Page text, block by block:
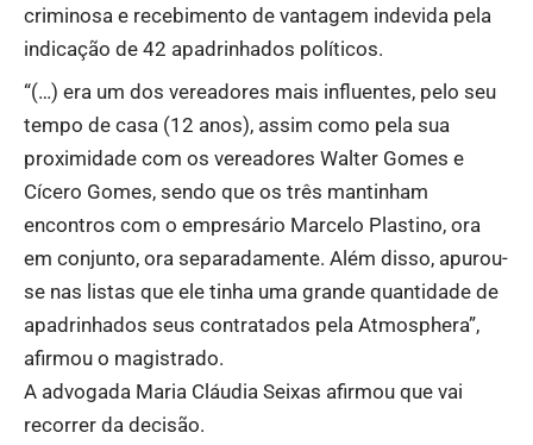
criminosa e recebimento de vantagem indevida pela
indicação de 42 apadrinhados políticos.
“(…) era um dos vereadores mais influentes, pelo seu
tempo de casa (12 anos), assim como pela sua
proximidade com os vereadores Walter Gomes e
Cícero Gomes, sendo que os três mantinham
encontros com o empresário Marcelo Plastino, ora
em conjunto, ora separadamente. Além disso, apurou-
se nas listas que ele tinha uma grande quantidade de
apadrinhados seus contratados pela Atmosphera”,
afirmou o magistrado.
A advogada Maria Cláudia Seixas afirmou que vai
recorrer da decisão.